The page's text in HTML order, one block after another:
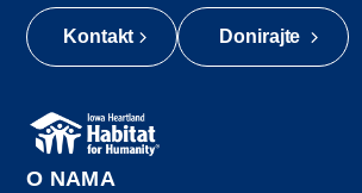
Kontakt Donirajte
O NAMA